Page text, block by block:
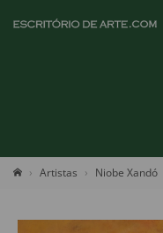
Artistas Niobe Xandó